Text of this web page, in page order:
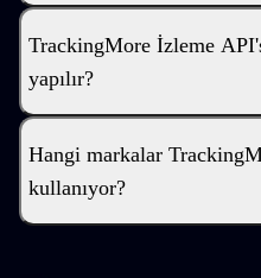
TrackingMore İzleme
yapılır?
Hangi markalar
kullanıyor?